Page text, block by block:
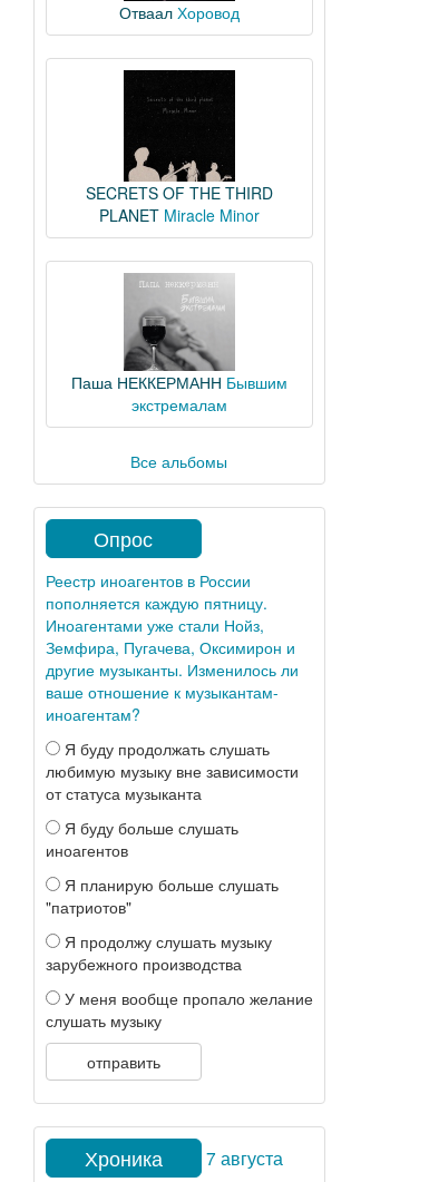
Отваал Хоровод
SECRETS OF THE THIRD
PLANET Miracle Minor
Паша НЕККЕРМАНН Бывшим
экстремалам
Все альбомы
Опрос
Реестр иноагентов в России
пополняется каждую пятницу.
Иноагентами уже стали Нойз,
Земфира, Пугачева, Оксимирон и
другие музыканты. Изменилось ли
ваше отношение к музыкантам-
иноагентам?
Я буду продолжать слушать
любимую музыку вне зависимости
от статуса музыканта
Я буду больше слушать
иноагентов
Я планирую больше слушать
"патриотов"
Я продолжу слушать музыку
зарубежного производства
У меня вообще пропало желание
слушать музыку
отправить
Хроника 7 августа